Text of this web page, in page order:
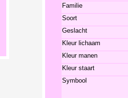
Familie
Soort
Geslacht
Kleur lichaam
Kleur manen
Kleur staart
Symbool